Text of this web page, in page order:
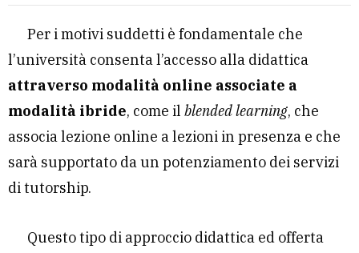
Per i motivi suddetti è fondamentale che
l’università consenta l’accesso alla didattica
attraverso modalità online associate a
modalità ibride, come il blended learning, che
associa lezione online a lezioni in presenza e che
sarà supportato da un potenziamento dei servizi
di tutorship.
Questo tipo di approccio didattica ed offerta